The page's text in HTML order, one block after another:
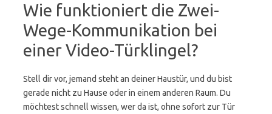
Wie funktioniert die Zwei-
Wege-Kommunikation bei
einer Video-Türklingel?
Stell dir vor, jemand steht an deiner Haustür, und du bist
gerade nicht zu Hause oder in einem anderen Raum. Du
möchtest schnell wissen, wer da ist, ohne sofort zur Tür